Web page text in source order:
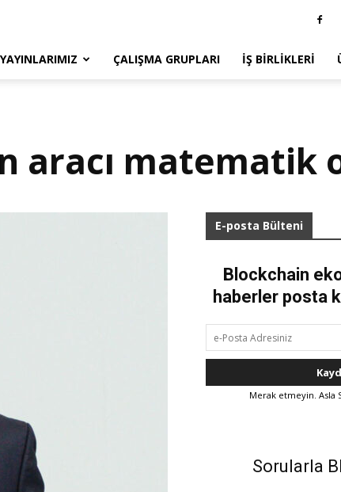
YAYINLARIMIZ ÇALIŞMA GRUPLARI İŞ BIRLIKLERI
aracı matematik
E-posta Bülteni
Blockchain
haberler posta
Merak etmeyin. Asla
Sorularla